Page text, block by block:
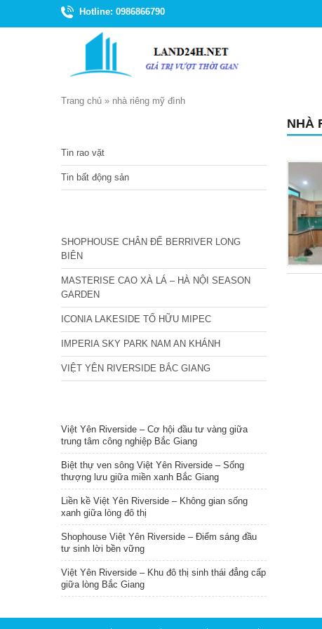
Hotline: 0986866790
Trang chủ » nhà riêng mỹ đình
NHÀ
Tin rao vặt
Tin bất động sản
SHOPHOUSE CHÂN ĐẾ BERRIVER LONG
BIÊN
MASTERISE CAO XÀ LÁ – HÀ NỘI SEASON
GARDEN
ICONIA LAKESIDE TỐ HỮU MIPEC
IMPERIA SKY PARK NAM AN KHÁNH
VIỆT YÊN RIVERSIDE BẮC GIANG
Việt Yên Riverside – Cơ hội đầu tư vàng giữa
trung tâm công nghiệp Bắc Giang
Biệt thự ven sông Việt Yên Riverside – Sống
thượng lưu giữa miền xanh Bắc Giang
Liền kề Việt Yên Riverside – Không gian sống
xanh giữa lòng đô thị
Shophouse Việt Yên Riverside – Điểm sáng đầu
tư sinh lời bền vững
Việt Yên Riverside – Khu đô thị sinh thái đẳng cấp
giữa lòng Bắc Giang